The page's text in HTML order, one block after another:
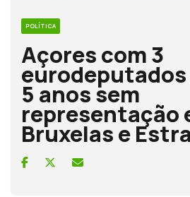
POLÍTICA
Açores com 3
eurodeputados
5 anos sem
representação
Bruxelas e